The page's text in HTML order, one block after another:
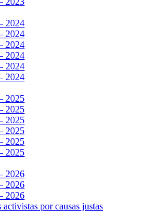
2024
2024
2024
2024
2024
2024
2025
2025
2025
2025
2025
2025
2026
2026
2026
por causas justas